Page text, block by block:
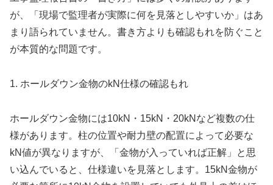
が、「現場で監理者が実際に何を見落としやすいか」はあ
まり語られていません。書き方よりも確認もれを防ぐこと
が本質的な問題です。
1. ホールダウン金物のkN仕様の確認もれ
ホールダウン金物には10kN・15kN・20kNなど複数の仕
様があります。柱の位置や耐力壁の配置によって必要な
kN値が異なりますが、「金物が入っていれば正解」と思
い込んでいると、仕様違いを見落とします。15kN金物が